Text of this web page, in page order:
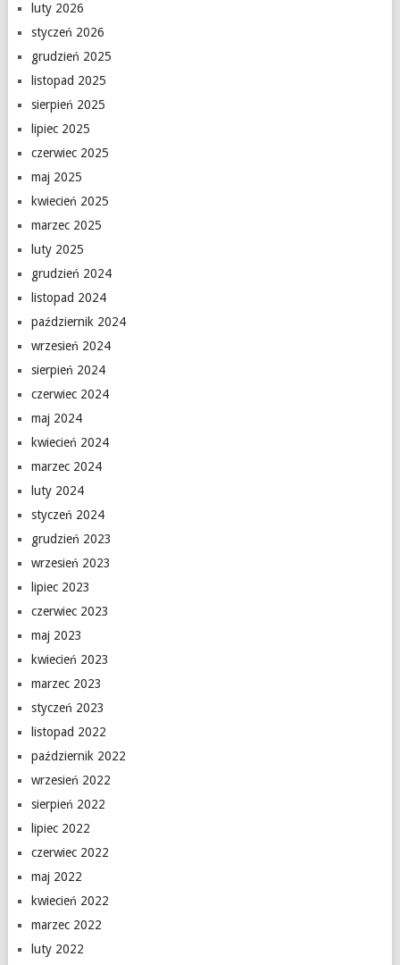
luty 2026
styczeń 2026
grudzień 2025
listopad 2025
sierpień 2025
lipiec 2025
czerwiec 2025
maj 2025
kwiecień 2025
marzec 2025
luty 2025
grudzień 2024
listopad 2024
październik 2024
wrzesień 2024
sierpień 2024
czerwiec 2024
maj 2024
kwiecień 2024
marzec 2024
luty 2024
styczeń 2024
grudzień 2023
wrzesień 2023
lipiec 2023
czerwiec 2023
maj 2023
kwiecień 2023
marzec 2023
styczeń 2023
listopad 2022
październik 2022
wrzesień 2022
sierpień 2022
lipiec 2022
czerwiec 2022
maj 2022
kwiecień 2022
marzec 2022
luty 2022